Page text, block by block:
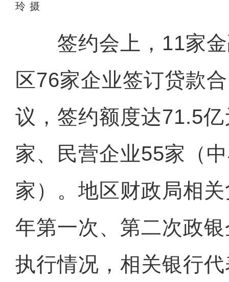
玲 摄
签约会上，11家金
区76家企业签订贷款
议，签约额度达71.5
家、民营企业55家（
家）。地区财政局相
年第一次、第二次政
执行情况，相关银行